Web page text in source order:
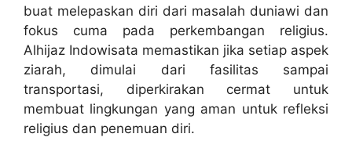
buat melepaskan diri dari masalah duniawi dan
fokus cuma pada perkembangan religius.
Alhijaz Indowisata memastikan jika setiap aspek
ziarah, dimulai dari fasilitas sampai
transportasi, diperkirakan cermat untuk
membuat lingkungan yang aman untuk refleksi
religius dan penemuan diri.